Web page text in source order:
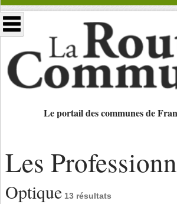
Le portail des communes de
Les
Optique 13 résultats